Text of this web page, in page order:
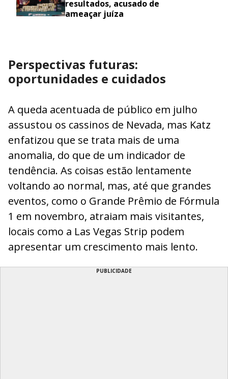
resultados, acusado de
ameaçar juíza
Perspectivas futuras:
oportunidades e cuidados
A queda acentuada de público em julho
assustou os cassinos de Nevada, mas Katz
enfatizou que se trata mais de uma
anomalia, do que de um indicador de
tendência. As coisas estão lentamente
voltando ao normal, mas, até que grandes
eventos, como o Grande Prêmio de Fórmula
1 em novembro, atraiam mais visitantes,
locais como a Las Vegas Strip podem
apresentar um crescimento mais lento.
PUBLICIDADE